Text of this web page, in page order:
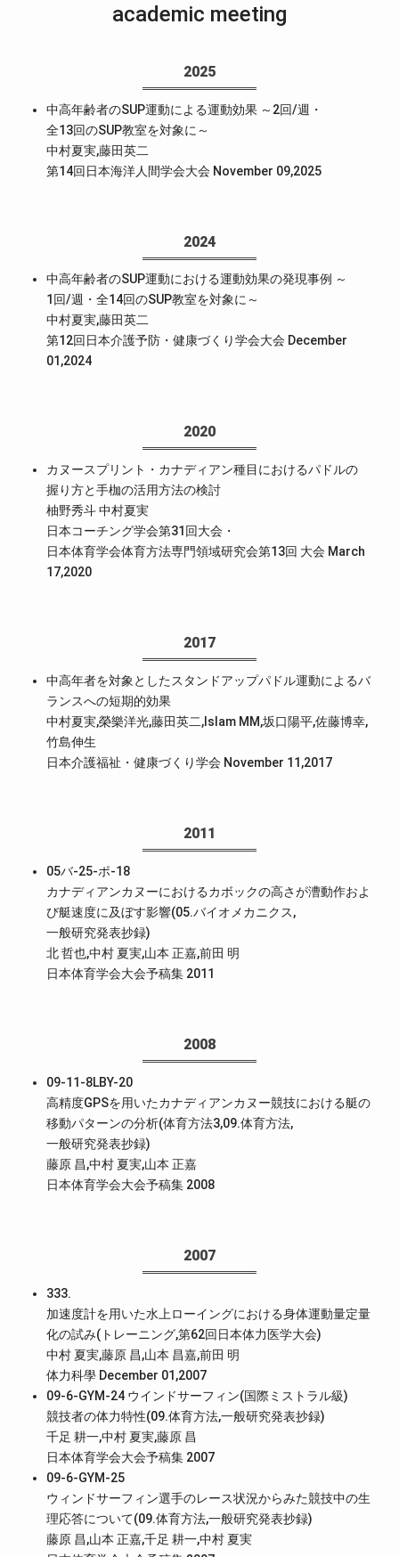
academic meeting
2025
中高年齢者のSUP運動による運動効果 ～2回/週・
全13回のSUP教室を対象に～
中村夏実,藤田英二
第14回日本海洋人間学会大会 November 09,2025
2024
中高年齢者のSUP運動における運動効果の発現事例 ～
1回/週・全14回のSUP教室を対象に～
中村夏実,藤田英二
第12回日本介護予防・健康づくり学会大会 December
01,2024
2020
カヌースプリント・カナディアン種目におけるパドルの
握り方と手枷の活用方法の検討
柚野秀斗 中村夏実
日本コーチング学会第31回大会・
日本体育学会体育方法専門領域研究会第13回 大会 March
17,2020
2017
中高年者を対象としたスタンドアップパドル運動によるバ
ランスへの短期的効果
中村夏実,榮樂洋光,藤田英二,Islam MM,坂口陽平,佐藤博幸,
竹島伸生
日本介護福祉・健康づくり学会 November 11,2017
2011
05バ-25-ポ-18
カナディアンカヌーにおけるカボックの高さが漕動作およ
び艇速度に及ぼす影響(05.バイオメカニクス,
一般研究発表抄録)
北 哲也,中村 夏実,山本 正嘉,前田 明
日本体育学会大会予稿集 2011
2008
09-11-8LBY-20
高精度GPSを用いたカナディアンカヌー競技における艇の
移動パターンの分析(体育方法3,09.体育方法,
一般研究発表抄録)
藤原 昌,中村 夏実,山本 正嘉
日本体育学会大会予稿集 2008
2007
333.
加速度計を用いた水上ローイングにおける身体運動量定量
化の試み(トレーニング,第62回日本体力医学大会)
中村 夏実,藤原 昌,山本 昌嘉,前田 明
体力科學 December 01,2007
09-6-GYM-24 ウインドサーフィン(国際ミストラル級)
競技者の体力特性(09.体育方法,一般研究発表抄録)
千足 耕一,中村 夏実,藤原 昌
日本体育学会大会予稿集 2007
09-6-GYM-25
ウィンドサーフィン選手のレース状況からみた競技中の生
理応答について(09.体育方法,一般研究発表抄録)
藤原 昌,山本 正嘉,千足 耕一,中村 夏実